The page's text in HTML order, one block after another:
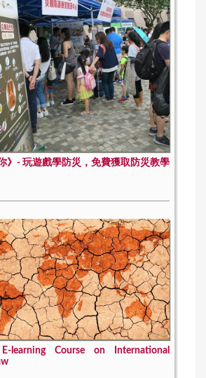
》- 玩遊戲學防災，免費獲取防災教學
learning Course on International